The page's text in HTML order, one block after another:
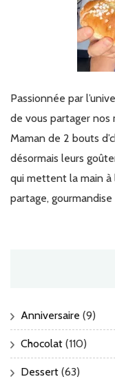
Passionnée par
de vous partager nos
Maman de 2 bouts
désormais leurs
qui mettent la main à
partage,
Anniversaire (9)
Chocolat (110)
Dessert (63)